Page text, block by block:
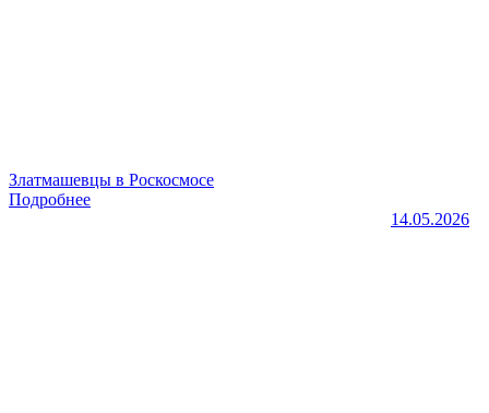
Златмашевцы в Роскосмосе
Подробнее
14.05.2026